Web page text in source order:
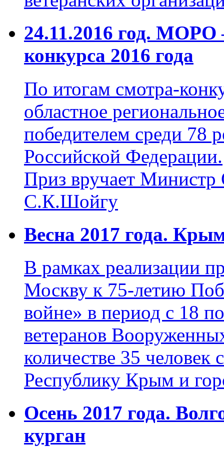
24.11.2016 год. МОРО
конкурса 2016 года
По итогам смотра-
областное
победителем среди 78
Российской Федерации.
Приз вручает
С.К.Шойгу
Весна 2017 года.
В рамках реализации
Москву к 75-летию
войне» в период с 18
ветеранов
количестве 35 человек
Республику Крым и
Осень 2017 года.
курган